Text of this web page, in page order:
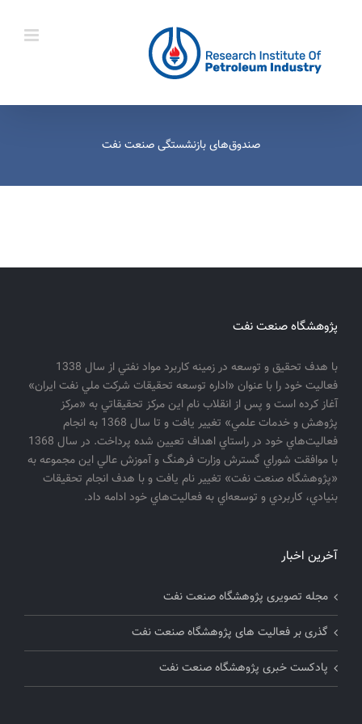
صندوق‌های بازنشستگی صنعت نفت
پژوهشگاه صنعت نفت
با هدف تحقيق و توسعه در زمينه كاربرد مواد نفتي از سال 1338
فعاليت خود را با عنوان «اداره توسعه تحقيقات شركت ملي نفت ايران»
آغاز كرده است و پس از انقلاب نام اين مركز تحقيقاتي به «مركز
پژوهش و خدمات علمي» تغيير يافت و تا سال 1368 به انجام
فعاليت‌هاي خود در راستاي اهداف تعيين شده پرداخت. در سال 1368
با موافقت شوراي گسترش وزارت فرهنگ و آموزش عالي اين مجموعه به
«پژوهشگاه صنعت نفت» تغيير نام يافت و با هدف انجام تحقيقات
بنيادي، كاربردي و توسعه‌اي به فعاليت‌هاي خود ادامه داد.
آخرین اخبار
مجله تصویری پژوهشگاه صنعت نفت
گذری بر فعالیت های پژوهشگاه صنعت نفت
پادکست خبری پژوهشگاه صنعت نفت